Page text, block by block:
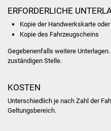
ERFORDERLICHE
Kopie der Handwerkskarte
Kopie des Fahrzeugscheins
Gegebenenfalls weitere
zuständigen Stelle.
KOSTEN
Unterschiedlich je nach Zahl der
Geltungsbereich.